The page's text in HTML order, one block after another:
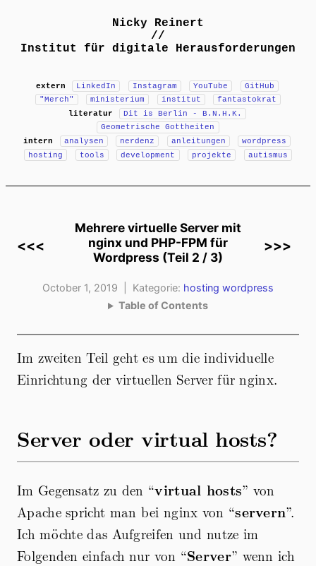
Nicky Reinert
//
Institut für digitale Herausforderungen
extern LinkedIn Instagram YouTube
GitHub
"Merch"
ministerium institut
fantastokrat
literatur
Dit is Berlin - B.N.H.K.
Geometrische Gottheiten
intern
analysen nerdenz anleitungen
wordpress
hosting
tools development projekte autismus
<<<
Mehrere virtuelle Server mit
nginx und PHP-FPM für
Wordpress (Teil 2 / 3)
>>>
October 1, 2019 | Kategorie: hosting wordpress
Table of Contents
Im zweiten Teil geht es um die individuelle
Einrichtung der virtuellen Server für nginx.
Server oder virtual hosts?
Im Gegensatz zu den “virtual hosts” von
Apache spricht man bei nginx von “servern”.
Ich möchte das Aufgreifen und nutze im
Folgenden einfach nur von “Server” wenn ich